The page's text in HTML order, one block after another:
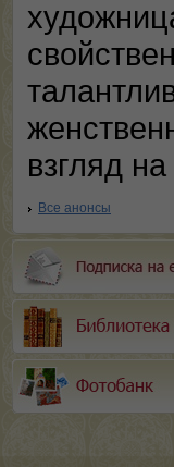
взгляд
Все анонсы